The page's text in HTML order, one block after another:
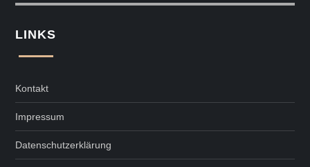
LINKS
Kontakt
Impressum
Datenschutzerklärung